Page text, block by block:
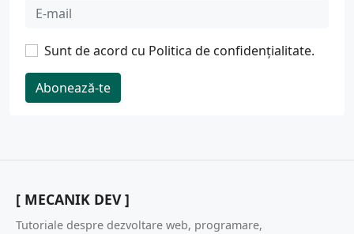
Sunt de acord cu Politica de confidențialitate.
Abonează-te
[ MECANIK DEV ]
Tutoriale despre dezvoltare web, programare,